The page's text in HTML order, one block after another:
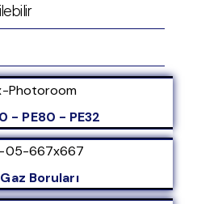
- PE80 - PE32
Boruları